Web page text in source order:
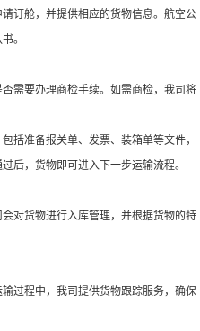
订舱，并提供相应的货物信息。航空公
。
需要办理商检手续。如需商检，我司将
括准备报关单、发票、装箱单等文件，
后，货物即可进入下一步运输流程。
对货物进行入库管理，并根据货物的特
过程中，我司提供货物跟踪服务，确保